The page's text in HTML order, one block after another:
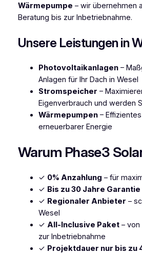
Wärmepumpe – wir übernehmen
Beratung bis zur Inbetriebnahme.
Unsere Leistungen in
Photovoltaikanlagen–
Anlagen für Ihr Dach in Wesel
Stromspeicher –
Eigenverbrauch und werden
Wärmepumpen–
erneuerbarer Energie
Warum Phase3
✓ 0% Anzahlung – für
✓ Bis zu 30 Jahre Garantie
✓ Regionaler Anbieter –
Wesel
✓ All-Inclusive Paket– von
zur Inbetriebnahme
✓ Projektdauer nur bis zu